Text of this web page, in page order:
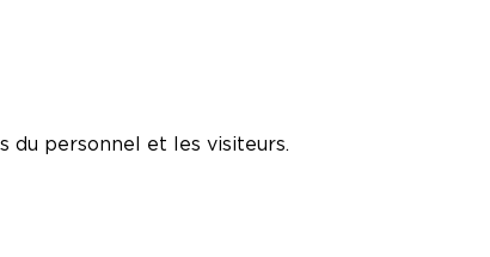
du personnel et les visiteurs.